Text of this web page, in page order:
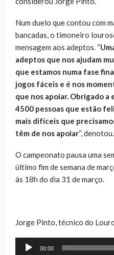
Num duelo que contou com
bancadas, o timoneiro
mensagem aos adeptos. “
adeptos que nos ajudam
que estamos numa fase
jogos fáceis e é nos
que nos apoiar. Obrigado a
4500 pessoas que estão
mais difíceis que
têm de nos apoiar“, denotou.
O campeonato pausa uma
último fim de semana de
às 18h do dia 31 de março.
Jorge Pinto, técnico do
Reprodutor
00:00